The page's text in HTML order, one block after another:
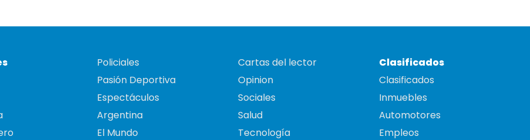
Policiales
Pasión Deportiva
Espectáculos
Argentina
El Mundo
Cartas del lector
Opinion
Sociales
Salud
Tecnología
Clasificados
Clasificados
Inmuebles
Automotores
Empleos